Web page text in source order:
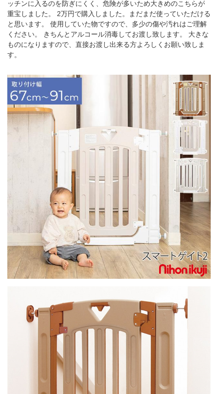
ッチンに入るのを防ぎにくく、危険が多いため大きめのこちらが
重宝しました。 2万円で購入しました。まだまだ使っていただける
と思います。 使用していた物ですので、多少の傷や汚れはご理解
ください。 きちんとアルコール消毒してお渡し致します。 大きな
ものになりますので、直接お渡し出来る方よろしくお願い致しま
す。